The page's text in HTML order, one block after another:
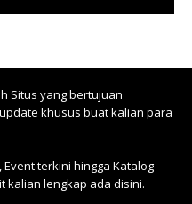
Situs yang bertujuan
khusus buat kalian para
terkini hingga Katalog
kalian lengkap ada disini.